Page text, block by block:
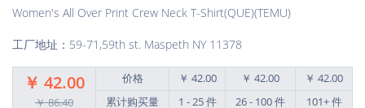
Women's All Over Print Crew Neck T-Shirt(QUE)(TEMU)
工厂地址：59-71,59th st. Maspeth NY 11378
￥ 42.00
￥ 86.40
价格 ￥ 42.00 ￥ 42.00
￥ 42.00
累计购买量
1 - 25 件 26 - 100 件 101+ 件